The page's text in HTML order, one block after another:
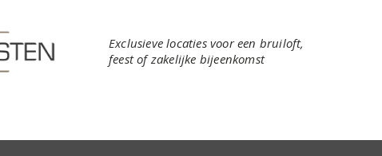
Exclusieve locaties voor een bruiloft,
feest of zakelijke bijeenkomst